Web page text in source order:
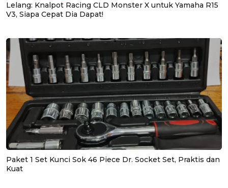
Lelang: Knalpot Racing CLD Monster X untuk Yamaha R15
V3, Siapa Cepat Dia Dapat!
Paket 1 Set Kunci Sok 46 Piece Dr. Socket Set, Praktis dan
Kuat